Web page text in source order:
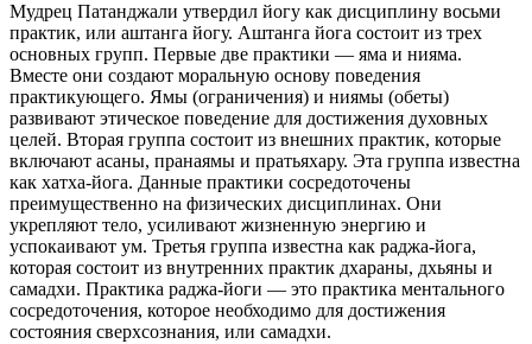
Мудрец Патанджали утвердил йогу как дисциплину восьми
практик, или аштанга йогу. Аштанга йога состоит из трех
основных групп. Первые две практики — яма и нияма.
Вместе они создают моральную основу поведения
практикующего. Ямы (ограничения) и ниямы (обеты)
развивают этическое поведение для достижения духовных
целей. Вторая группа состоит из внешних практик, которые
включают асаны, пранаямы и пратьяхару. Эта группа известна
как хатха-йога. Данные практики сосредоточены
преимущественно на физических дисциплинах. Они
укрепляют тело, усиливают жизненную энергию и
успокаивают ум. Третья группа известна как раджа-йога,
которая состоит из внутренних практик дхараны, дхьяны и
самадхи. Практика раджа-йоги — это практика ментального
сосредоточения, которое необходимо для достижения
состояния сверхсознания, или самадхи.